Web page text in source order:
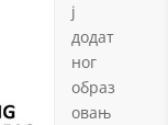
ј
додат
ног
образ
овањ